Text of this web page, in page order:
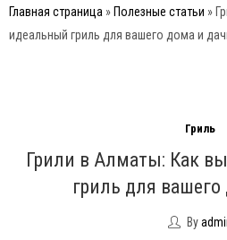
Главная страница » Полезные статьи »
идеальный гриль для вашего дома и
Гриль
Грили в Алматы: Как
гриль для
By